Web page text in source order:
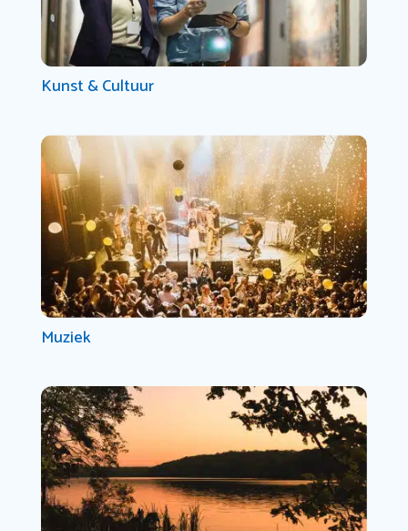
Kunst & Cultuur
Muziek